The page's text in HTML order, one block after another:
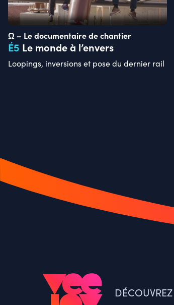
Ω – Le documentaire de chantier
É5 Le monde à l’envers
Loopings, inversions et pose du dernier rail